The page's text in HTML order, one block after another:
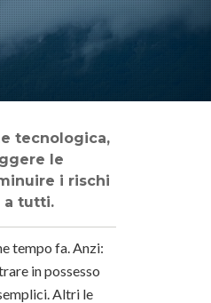
le
i rischi
a tutti.
tempo fa. Anzi:
in possesso
Altri le